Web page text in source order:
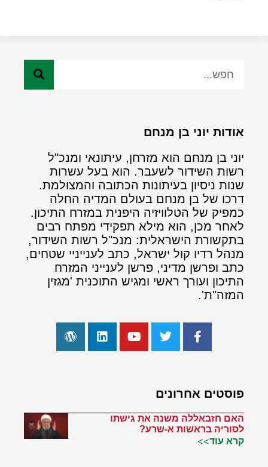
אודות יוני בן מנחם
יוני בן מנחם הוא מזרחן, עיתונאי ומנכ"ל
רשות השידור לשעבר. הוא בעל עשרות
שנות ניסיון בעיתונות הכתובה והמצולמת.
דרכו של בן מנחם בעולם המדיה החלה
כמפיק של הטלוויזיה היפנית במזרח התיכון.
לאחר מכן, הוא מילא תפקידי מפתח רבים
בתקשורת הישראלית: מנכ"ל רשות השידור,
מנהל רדיו קול ישראל, כתב לענייניי שטחים,
כתב ופרשן מדיני, פרשן לענייני המזרח
התיכון ועורך ראשי ומגיש התוכנית 'מגזין
המזה"ת'.
פוסטים אחרונים
האם חזבאללה משנה את גישתו
לסוריה בראשות א-שרע?
קרא עוד>>